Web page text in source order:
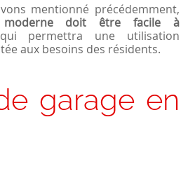
mentionné précédemment,
doit être facile à
permettra une utilisation
aux besoins des résidents.
garage en